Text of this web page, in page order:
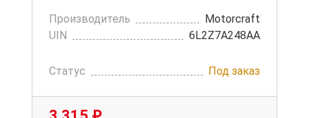
Производитель
Motorcraft
UIN
6L2Z7A248AA
Статус Под заказ